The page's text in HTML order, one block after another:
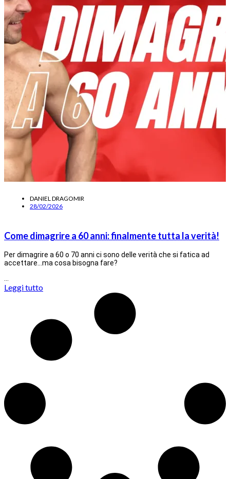
DANIEL DRAGOMIR
28/02/2026
Come dimagrire a 60 anni: finalmente tutta la verità!
Per dimagrire a 60 o 70 anni ci sono delle verità che si fatica ad
accettare…ma cosa bisogna fare?
Leggi tutto